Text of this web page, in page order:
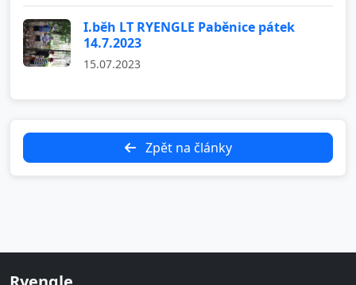
I.běh LT RYENGLE Paběnice pátek
14.7.2023
15.07.2023
Zpět na články